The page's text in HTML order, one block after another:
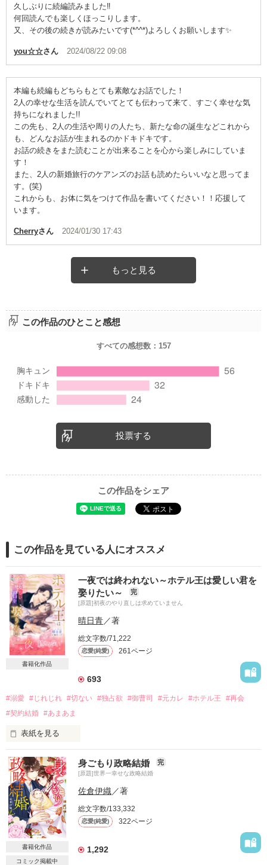
久しぶりに続編読みました‼️
何回読んでも楽しくほっこりします。
又、その後の続きが読みたいです(*^^*)よろしくお願いします✨
you☆☆さん 2024/08/22 09:08
本編も続編もどちらもとても素敵なお話でした！
2人の幸せな生活を読んでいてとても伝わって来て、すごく幸せな気
持ちになれました!!
この先も、2人の生活や周りの人たち、新たな命の誕生などこれから
も、どんなお話が生まれるのかドキドキです。
お話の続きをまた読むことが出来ることを心から楽しみにしていま
す！
また、2人の新婚旅行のケアンズのお話も読めたらいいなと思ってま
す。(笑)
これからも、お体に気をつけて作品を書いてください！！応援して
います。
Cherryさん 2024/01/30 17:43
もっと見る
この作品のひとこと感想
すべての感想数： 157
投票する
この作品をシェア
この作品を見ている人にオススメ
書籍化作品
一夜では終われない～ホテル王は愛しい君を
娶りたい～
完
[原題]初夜のやり直しは求めていません
晴日青／著
総文字数/71,222
恋愛(純愛) 261ページ
693
#溺愛 #じれじれ #切ない #独占欲 #御曹司 #元カレ #ホテル王
#再会
#契約結婚 #あまあま
表紙を見る
私はあなたを信じている。
あなたの愛も、あなたを愛する自分の心も信じている。
――でも、私たちの未来だけはどうしても信じられない。
コンシェルジュの阿澄杏香（あすみきょうか）には、
忘れられない苦い初夜がある。
自分に自信のない彼女を愛した橘深冬（たちばなみふゆ）は、
十年前のクリスマスに恋人をベッドに残して姿を消した。
書籍化作品
コミック掲載中
身ごもり政略結婚 完
[原題]世界一幸せな政略結婚
佐倉伊織／著
総文字数/133,332
恋愛(純愛) 322ページ
1,292